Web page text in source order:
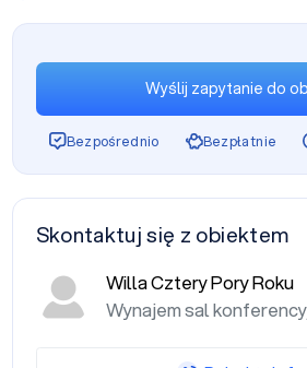
Wyślij zapytanie do
Bezpośrednio Bezpłatnie
Skontaktuj się z obiektem
Willa Cztery Pory Roku
Wynajem sal